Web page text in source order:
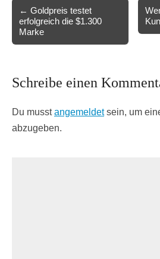
Post
navigation
← Goldpreis testet
erfolgreich die $1.300
Marke
Schreibe einen
Du musstangemeldetsein, um
abzugeben.